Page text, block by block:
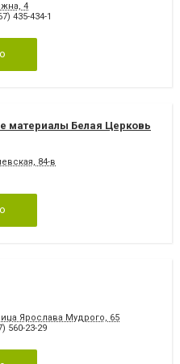
4
435-434-1
материалы Белая Церковь
84-в
Ярослава Мудрого, 65
560-23-29